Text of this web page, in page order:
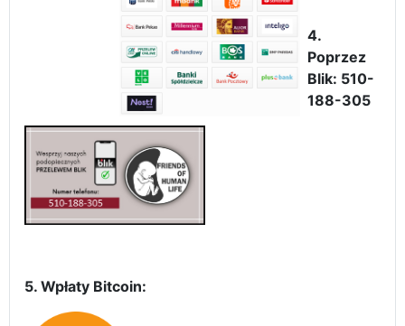
4.
Poprzez
Blik: 510-
188-305
5. Wpłaty Bitcoin: